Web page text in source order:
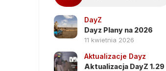
DayZ
Dayz Plany na 2026
11 kwietnia 2026
Aktualizacje Dayz
Aktualizacja DayZ 1.29